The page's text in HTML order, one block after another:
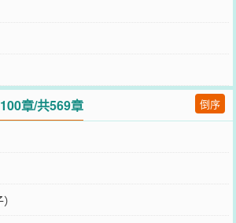
章/共569章 倒序